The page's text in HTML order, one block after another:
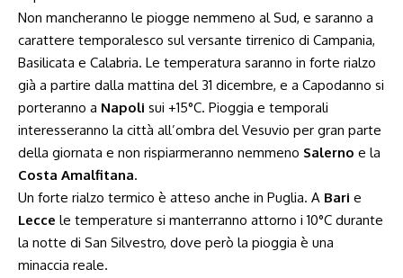
Non mancheranno le piogge nemmeno al Sud, e saranno a
carattere temporalesco sul versante tirrenico di Campania,
Basilicata e Calabria. Le temperatura saranno in forte rialzo
già a partire dalla mattina del 31 dicembre, e a Capodanno si
porteranno a Napoli sui +15°C. Pioggia e temporali
interesseranno la città all’ombra del Vesuvio per gran parte
della giornata e non rispiarmeranno nemmeno Salerno e la
Costa Amalfitana.
Un forte rialzo termico è atteso anche in Puglia. A Bari e
Lecce le temperature si manterranno attorno i 10°C durante
la notte di San Silvestro, dove però la pioggia è una
minaccia reale.